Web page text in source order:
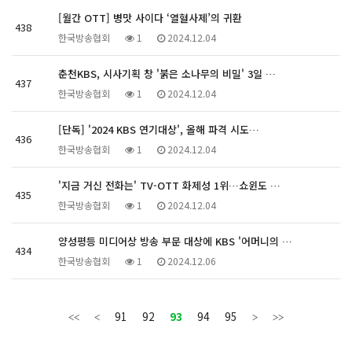
438
[월간 OTT] 병맛 사이다 ‘열혈사제’의 귀환
한국방송협회 1 2024.12.04
437
춘천KBS, 시사기획 창 '붉은 소나무의 비밀' 3일 …
한국방송협회 1 2024.12.04
436
[단독] '2024 KBS 연기대상', 올해 파격 시도…
한국방송협회 1 2024.12.04
435
'지금 거신 전화는' TV-OTT 화제성 1위…쇼윈도 …
한국방송협회 1 2024.12.04
434
양성평등 미디어상 방송 부문 대상에 KBS '어머니의 …
한국방송협회 1 2024.12.06
91 92 93 94 95